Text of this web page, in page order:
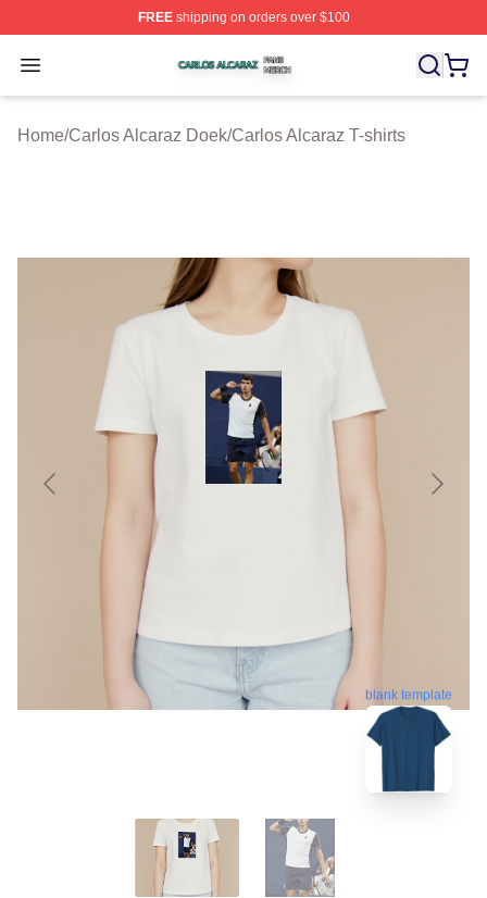
FREEshipping on orders over $100
Open menu
Carlos Alcaraz Shop ⚡️ Officially Licensed Carlos
Home/Carlos Alcaraz Doek/Carlos Alcaraz T-shirts
blank template